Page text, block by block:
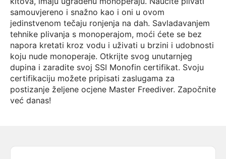
samouvjereno i snažno kao i oni u ovom
jedinstvenom tečaju ronjenja na dah. Savladavanjem
tehnike plivanja s monoperajom, moći ćete se bez
napora kretati kroz vodu i uživati u brzini i udobnosti
koju nude monoperaje. Otkrijte svog unutarnjeg
dupina i zaradite svoj SSI Monofin certifikat. Svoju
certifikaciju možete pripisati zaslugama za
postizanje željene ocjene Master Freediver. Započnite
već danas!